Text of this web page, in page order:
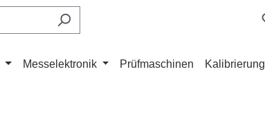
Messelektronik Prüfmaschinen Kalibrierung